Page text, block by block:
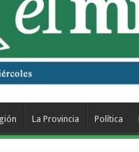
La Provincia Política